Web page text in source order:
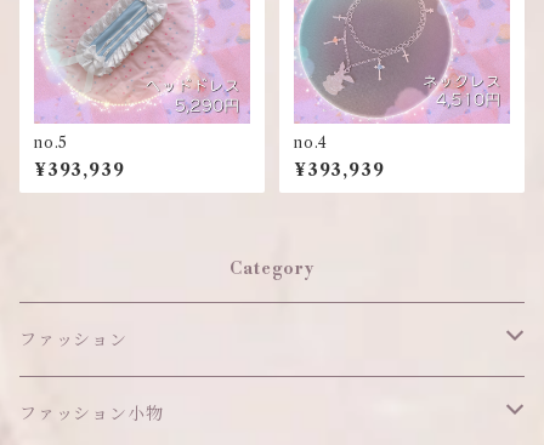
no.5
¥393,939
no.4
¥393,939
Category
ファッション
ワンピース
ファッション小物